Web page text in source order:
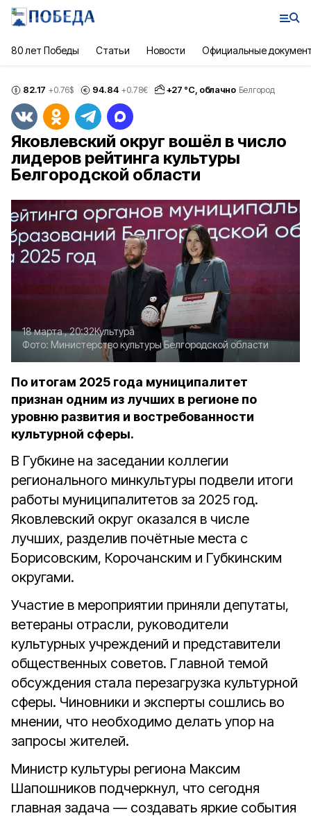
80 лет Победы Статьи Новости Официальные
82.17 +0.76$ 94.84 +0.78€ +27 °С, облачно Белгород
Яковлевский округ вошёл в число
лидеров рейтинга культуры
Белгородской области
18 марта , 20:32Культура
Фото: Министерство культуры Белгородской области
По итогам 2025 года муниципалитет
признан одним из лучших в регионе по
уровню развития и востребованности
культурной сферы.
В Губкине на заседании коллегии
регионального минкультуры подвели итоги
работы муниципалитетов за 2025 год.
Яковлевский округ оказался в числе
лучших, разделив почётные места с
Борисовским, Корочанским и Губкинским
округами.
Участие в мероприятии приняли депутаты,
ветераны отрасли, руководители
культурных учреждений и представители
общественных советов. Главной темой
обсуждения стала перезагрузка культурной
сферы. Чиновники и эксперты сошлись во
мнении, что необходимо делать упор на
запросы жителей.
Министр культуры региона Максим
Шапошников подчеркнул, что сегодня
главная задача — создавать яркие события